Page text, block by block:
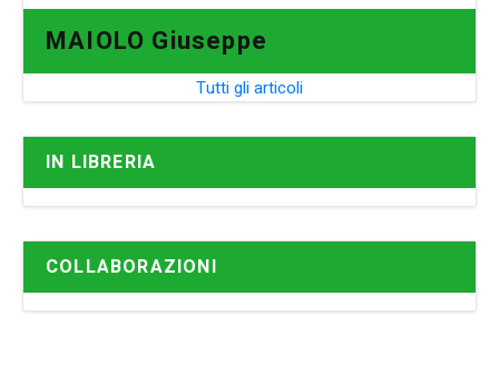
MAIOLO Giuseppe
Tutti gli articoli
IN LIBRERIA
COLLABORAZIONI